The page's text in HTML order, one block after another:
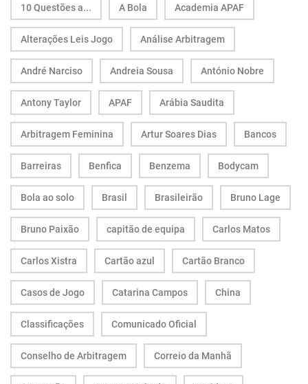
10 Questões a... A Bola Academia APAF
Alterações Leis Jogo Análise Arbitragem
André Narciso Andreia Sousa António Nobre
Antony Taylor APAF Arábia Saudita
Arbitragem Feminina Artur Soares Dias Bancos
Barreiras Benfica Benzema Bodycam
Bola ao solo Brasil Brasileirão Bruno Lage
Bruno Paixão capitão de equipa Carlos Matos
Carlos Xistra Cartão azul Cartão Branco
Casos de Jogo Catarina Campos China
Classificações Comunicado Oficial
Conselho de Arbitragem Correio da Manhã